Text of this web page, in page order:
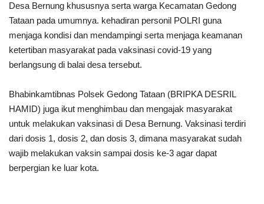
Layanan Publik
Perempuan/Anak
Desa Bernung khususnya serta warga Kecamatan Gedong
Tataan pada umumnya. kehadiran personil POLRI guna
menjaga kondisi dan mendampingi serta menjaga keamanan
ketertiban masyarakat pada vaksinasi covid-19 yang
berlangsung di balai desa tersebut.
Bhabinkamtibnas Polsek Gedong Tataan (BRIPKA DESRIL
HAMID) juga ikut menghimbau dan mengajak masyarakat
untuk melakukan vaksinasi di Desa Bernung. Vaksinasi terdiri
dari dosis 1, dosis 2, dan dosis 3, dimana masyarakat sudah
wajib melakukan vaksin sampai dosis ke-3 agar dapat
berpergian ke luar kota.